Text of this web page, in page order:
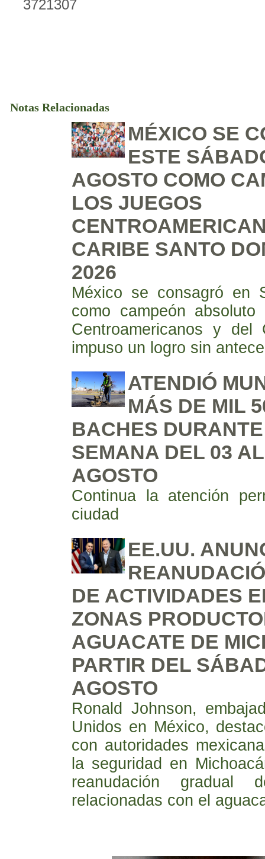
3721307
Notas Relacionadas
MÉXICO SE
ESTE
AGOSTO COMO
LOS JUEGOS
CARIBE SANTO
2026
México se consagró en
como campeón
Centroamericanos y del
impuso un logro sin
ATENDIÓ
MÁS DE MIL
BACHES
SEMANA DEL 03
AGOSTO
Continua la atención
ciudad
EE.UU.
DE ACTIVIDADES
ZONAS
AGUACATE DE
PARTIR DEL
AGOSTO
Ronald Johnson,
Unidos en México,
con autoridades
la seguridad en
reanudación gradual
relacionadas con el